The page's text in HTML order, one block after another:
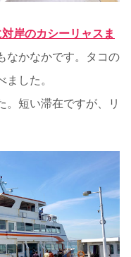
岸のカシーリャスま
なかなかです。タコの
した。
。短い滞在ですが、リ